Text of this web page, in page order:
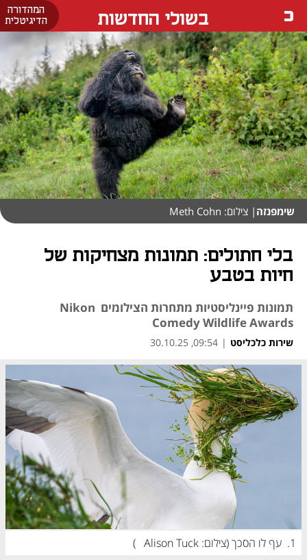
המהדורה
הדיגיטלית
בשולי החדשות
שימפנזה | צילום: Meth Cohn
בלי חתולים: תמונות מצחיקות של
חיות בטבע
תמונות פיינליסטיות מתחרות הצילומים Nikon
Comedy Wildlife Awards
שירות כלכליסט |
09:54, 30.10.25
1. עף לו הסכך (צילום: Alison Tuck )